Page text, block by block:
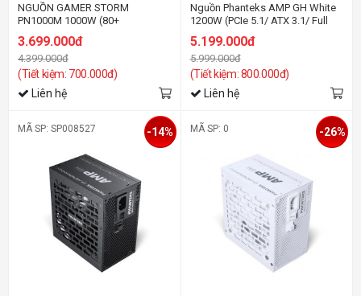
NGUỒN GAMER STORM
PN1000M 1000W (80+
3.699.000đ
4.399.000đ
(Tiết kiệm: 700.000đ)
Liên hệ
Nguồn Phanteks AMP GH White
1200W (PCIe 5.1/ ATX 3.1/ Full
5.199.000đ
5.999.000đ
(Tiết kiệm: 800.000đ)
Liên hệ
MÃ SP: SP008527 -14% MÃ SP: 0 -26%